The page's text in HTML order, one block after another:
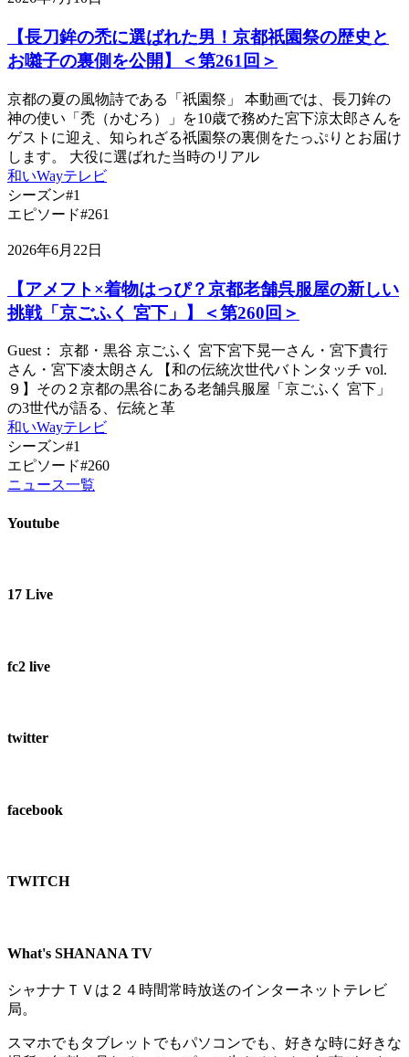
【長刀鉾の禿に選ばれた男！京都祇園祭の歴史と
お囃子の裏側を公開】＜第261回＞
京都の夏の風物詩である「祇園祭」 本動画では、長刀鉾の
神の使い「禿（かむろ）」を10歳で務めた宮下涼太郎さんを
ゲストに迎え、知られざる祇園祭の裏側をたっぷりとお届け
します。 大役に選ばれた当時のリアル
和いWayテレビ
シーズン#1
エピソード#261
2026年6月22日
【アメフト×着物はっぴ？京都老舗呉服屋の新しい
挑戦「京ごふく 宮下」】＜第260回＞
Guest： 京都・黒谷 京ごふく 宮下宮下晃一さん・宮下貴行
さん・宮下凌太朗さん 【和の伝統次世代バトンタッチ vol.
９】その２京都の黒谷にある老舗呉服屋「京ごふく 宮下」
の3世代が語る、伝統と革
和いWayテレビ
シーズン#1
エピソード#260
ニュース一覧
Youtube
17 Live
fc2 live
twitter
facebook
TWITCH​
What's SHANANA TV
シャナナＴＶは２４時間常時放送のインターネットテレビ
局。
スマホでもタブレットでもパソコンでも、好きな時に好きな